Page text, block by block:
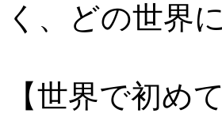
く、どの世界
【世界で初め